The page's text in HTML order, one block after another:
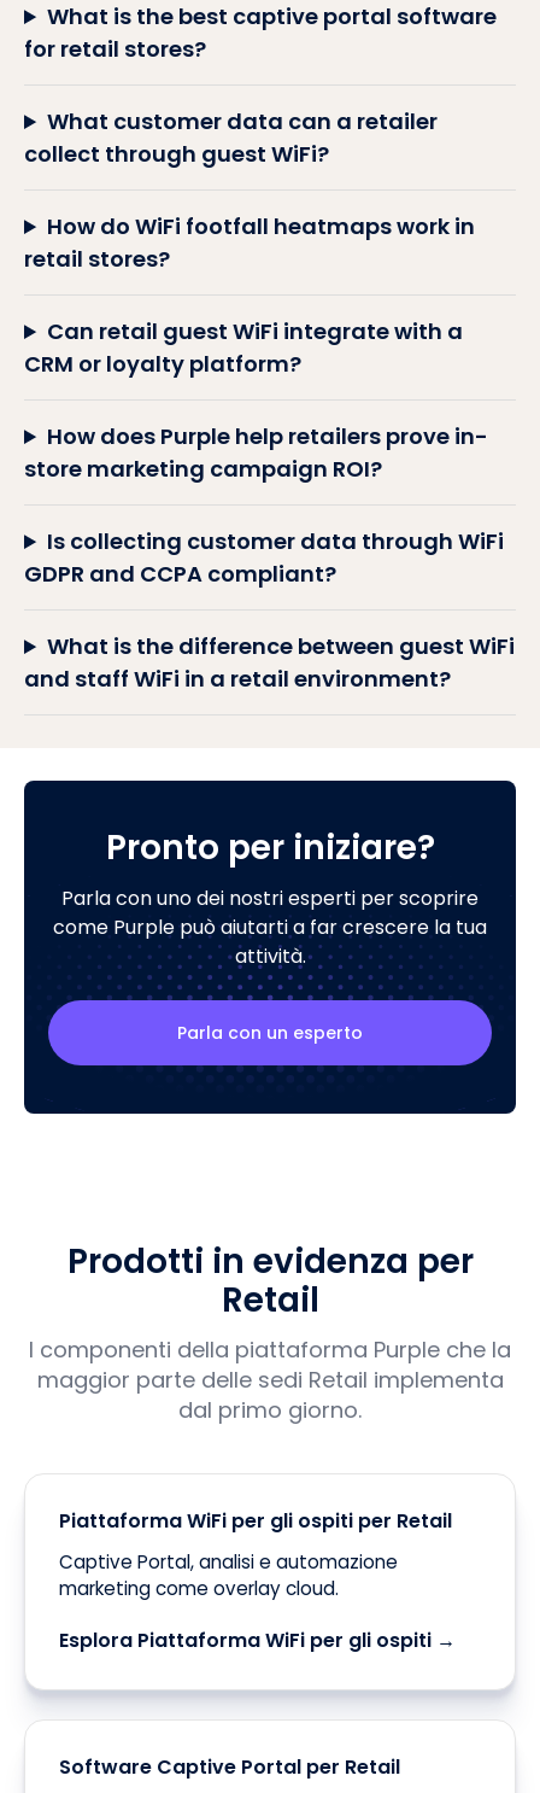
What is the best captive portal software
for retail stores?
What customer data can a retailer
collect through guest WiFi?
How do WiFi footfall heatmaps work in
retail stores?
Can retail guest WiFi integrate with a
CRM or loyalty platform?
How does Purple help retailers prove in-
store marketing campaign ROI?
Is collecting customer data through WiFi
GDPR and CCPA compliant?
What is the difference between guest WiFi
and staff WiFi in a retail environment?
Pronto per iniziare?
Parla con uno dei nostri esperti per scoprire
come Purple può aiutarti a far crescere la tua
attività.
Parla con un esperto
Prodotti in evidenza per
Retail
I componenti della piattaforma Purple che la
maggior parte delle sedi Retail implementa
dal primo giorno.
Piattaforma WiFi per gli ospiti per Retail
Captive Portal, analisi e automazione
marketing come overlay cloud.
Esplora Piattaforma WiFi per gli ospiti →
Software Captive Portal per Retail